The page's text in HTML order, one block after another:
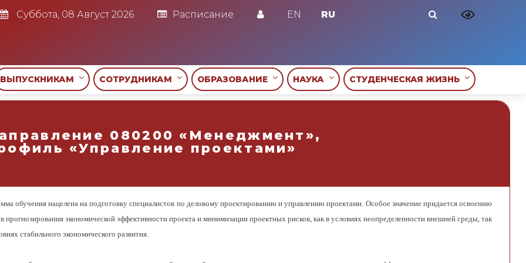
Суббота, 08 Август 2026 Расписание EN RU
ВЫПУСКНИКАМ СОТРУДНИКАМ ОБРАЗОВАНИЕ НАУКА СТУДЕНЧЕСКАЯ ЖИЗНЬ
080200 «Менеджмент»,
«Управление проектами»
обучения нацелена на подготовку специалистов по деловому проектированию и управлению проектами. Особое значение придается освоению
прогнозирования экономической эффективности проекта и минимизации проектных рисков, как в условиях неопределенности внешней среды, так
стабильного экономического развития.